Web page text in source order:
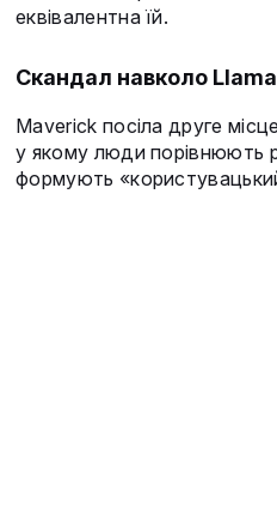
еквівалентна їй.
Скандал навколо
Maverick посіла друге
у якому люди порівнюють
формують